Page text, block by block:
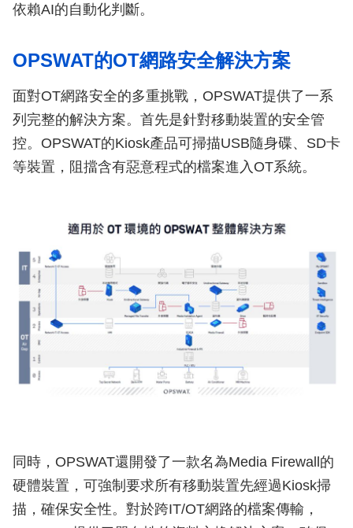
依賴AI的自動化判斷。
OPSWAT的OT網路安全解決方案
面對OT網路安全的多重挑戰，OPSWAT提供了一系
列完整的解決方案。首先是針對移動裝置的安全管
控。OPSWAT的Kiosk產品可掃描USB隨身碟、SD卡
等裝置，阻擋含有惡意程式的檔案進入OT系統。
同時，OPSWAT還開發了一款名為Media Firewall的
硬體裝置，可強制要求所有移動裝置先經過Kiosk掃
描，確保安全性。對於跨IT/OT網路的檔案傳輸，